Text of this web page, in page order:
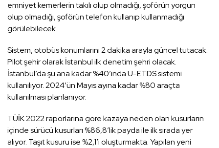
emniyet kemerlerin takılı olup olmadığı, şoförün yorgun
olup olmadığı, şoförün telefon kullanıp kullanmadığı
görülebilecek.
Sistem, otobüs konumlarını 2 dakika arayla güncel tutacak.
Pilot şehir olarak İstanbul ilk denetim şehri olacak.
İstanbul’da şu ana kadar %40’ında U-ETDS sistemi
kullanılıyor. 2024’ün Mayıs ayına kadar %80 araçta
kullanılması planlanıyor.
TÜİK 2022 raporlarına göre kazaya neden olan kusurların
içinde sürücü kusurları %86,8’lik payda ile ilk sırada yer
alıyor. Taşıt kusuru ise %2,1’i oluşturmakta. Yapılan yeni